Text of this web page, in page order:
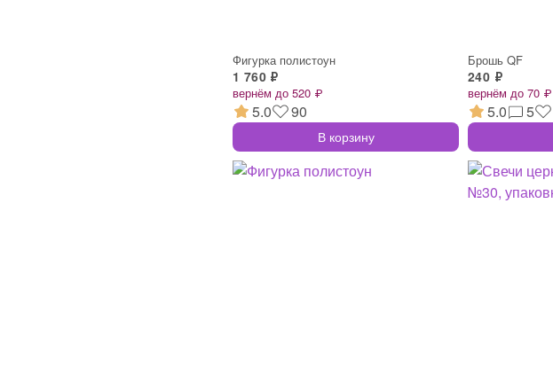
Фигурка полистоун
1 760 ₽
вернём до 520 ₽
5.0 90
В корзину
Брошь QF
240 ₽
вернём до 70 ₽
5.0 5